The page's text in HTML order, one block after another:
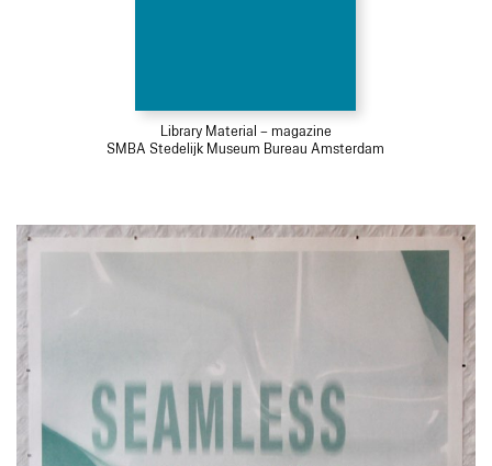
Library Material – magazine
SMBA Stedelijk Museum Bureau Amsterdam